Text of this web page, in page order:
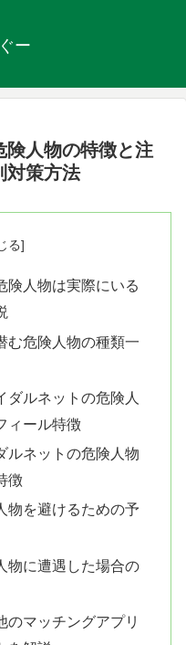
ー
険人物の特徴と注
対策方法
険人物は実際にいる
む危険人物の種類一
ダルネットの危険人
ィール特徴
ルネットの危険人物
徴
物を避けるための予
物に遭遇した場合の
のマッチングアプリ